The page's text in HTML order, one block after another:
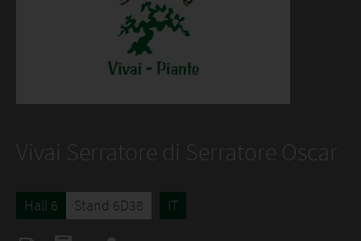
Vivai Serratore di Serratore Oscar
Hall 6 Stand 6D38 IT